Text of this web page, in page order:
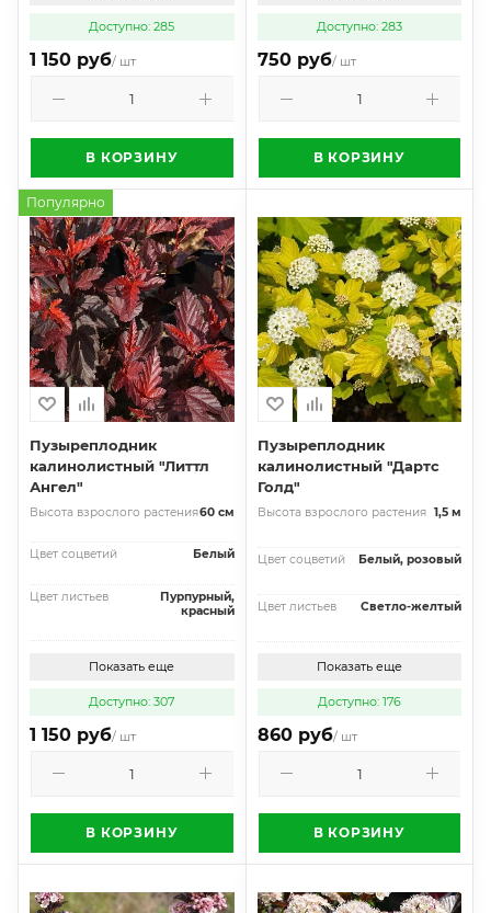
Доступно: 285
1 150 руб/ шт
В КОРЗИНУ
Доступно: 283
750 руб/ шт
В КОРЗИНУ
Популярно
Пузыреплодник
калинолистный "Литтл
Ангел"
Высота взрослого растения60 см
Цвет соцветий Белый
Цвет листьев
Пурпурный,
красный
Показать еще
Доступно: 307
1 150 руб/ шт
В КОРЗИНУ
Пузыреплодник
калинолистный "Дартс
Голд"
Высота взрослого растения 1,5 м
Цвет соцветий Белый, розовый
Цвет листьев Светло-желтый
Показать еще
Доступно: 176
860 руб/ шт
В КОРЗИНУ